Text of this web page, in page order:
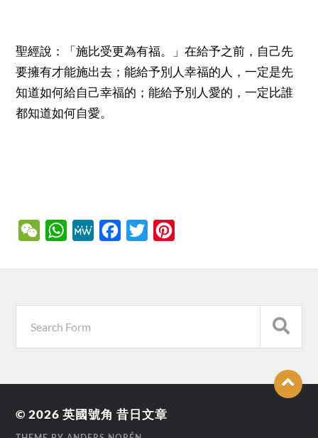
聖經說：「施比受更為有福。」在給予之前，自己先
要擁有才能施出去；能給予別人幸福的人，一定是先
知道如何給自己幸福的；能給予別人愛的，一定比誰
都知道如何自愛。
WeChatWhatsApp
MeWe Facebook
Twitter
© 2026英國號角 昔日文章